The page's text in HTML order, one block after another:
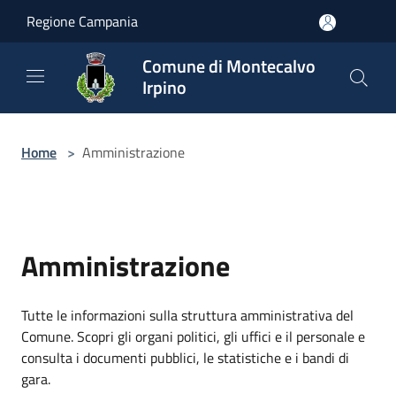
Regione Campania
Comune di Montecalvo
Irpino
Home > Amministrazione
Amministrazione
Tutte le informazioni sulla struttura amministrativa del
Comune. Scopri gli organi politici, gli uffici e il personale e
consulta i documenti pubblici, le statistiche e i bandi di
gara.